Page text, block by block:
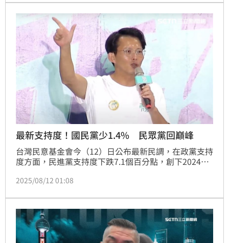
成申報或逾期等情形，內政部將召開政黨審議會審議裁
罰事宜。
最新支持度！國民黨少1.4% 民眾黨回巔峰
台灣民意基金會今（12）日公布最新民調，在政黨支持
度方面，民進黨支持度下跌7.1個百分點，創下2024年
注意的是，在上個月跌了3.5個百分點創下逾3年新低的
2025/08/12 01:08